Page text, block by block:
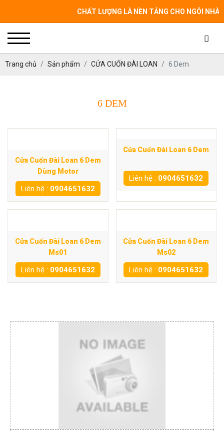
CHẤT LƯỢNG LÀ NỀN TẢNG CHO NGÔI NHÀ
Trang chủ Sản phẩm CỬA CUỐN ĐÀI LOAN 6 Dem
6 DEM
Cửa Cuốn Đài Loan 6 Dem
Dùng Motor
Liên hệ : 0904651632
Cửa Cuốn Đài Loan 6 Dem
Liên hệ : 0904651632
Cửa Cuốn Đài Loan 6 Dem
Ms01
Liên hệ : 0904651632
Cửa Cuốn Đài Loan 6 Dem
Ms02
Liên hệ : 0904651632